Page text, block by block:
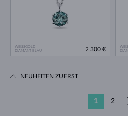
WEISSGOLD
DIAMANT BLAU
2 300 €
1 2
NEUHEITEN ZUERST